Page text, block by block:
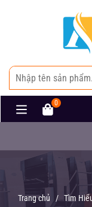
0
Trang chủ / Tìm